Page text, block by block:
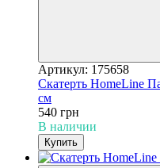
Артикул: 175658
Скатерть HomeLine
см
540 грн
В наличии
Купить